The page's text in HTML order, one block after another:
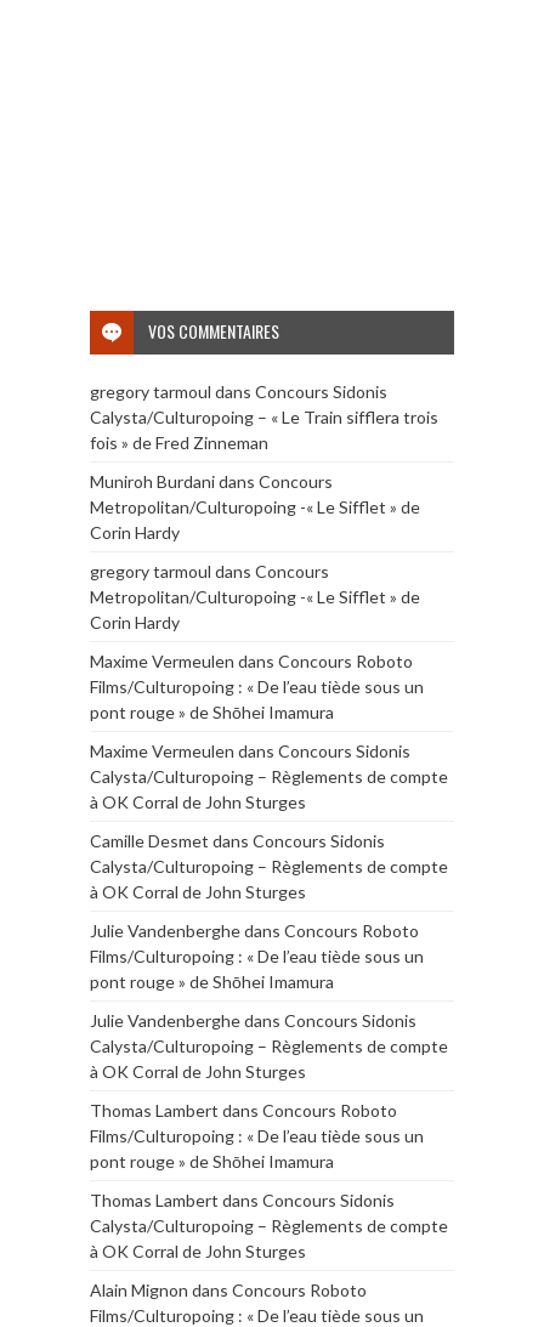
VOS COMMENTAIRES
gregory tarmoul dans Concours Sidonis
Calysta/Culturopoing – « Le Train sifflera trois
fois » de Fred Zinneman
Muniroh Burdanidans Concours
Metropolitan/Culturopoing -« Le Sifflet » de
Corin Hardy
gregory tarmoul dans Concours
Metropolitan/Culturopoing -« Le Sifflet » de
Corin Hardy
Maxime Vermeulen dans Concours Roboto
Films/Culturopoing : « De l’eau tiède sous un
pont rouge » de Shōhei Imamura
Maxime Vermeulen dans Concours Sidonis
Calysta/Culturopoing – Règlements de compte
à OK Corral de John Sturges
Camille Desmet dans Concours Sidonis
Calysta/Culturopoing – Règlements de compte
à OK Corral de John Sturges
Julie Vandenberghedans Concours Roboto
Films/Culturopoing : « De l’eau tiède sous un
pont rouge » de Shōhei Imamura
Julie Vandenberghedans Concours Sidonis
Calysta/Culturopoing – Règlements de compte
à OK Corral de John Sturges
Thomas Lambert dans Concours Roboto
Films/Culturopoing : « De l’eau tiède sous un
pont rouge » de Shōhei Imamura
Thomas Lambert dans Concours Sidonis
Calysta/Culturopoing – Règlements de compte
à OK Corral de John Sturges
Alain Mignon dans Concours Roboto
Films/Culturopoing : « De l’eau tiède sous un